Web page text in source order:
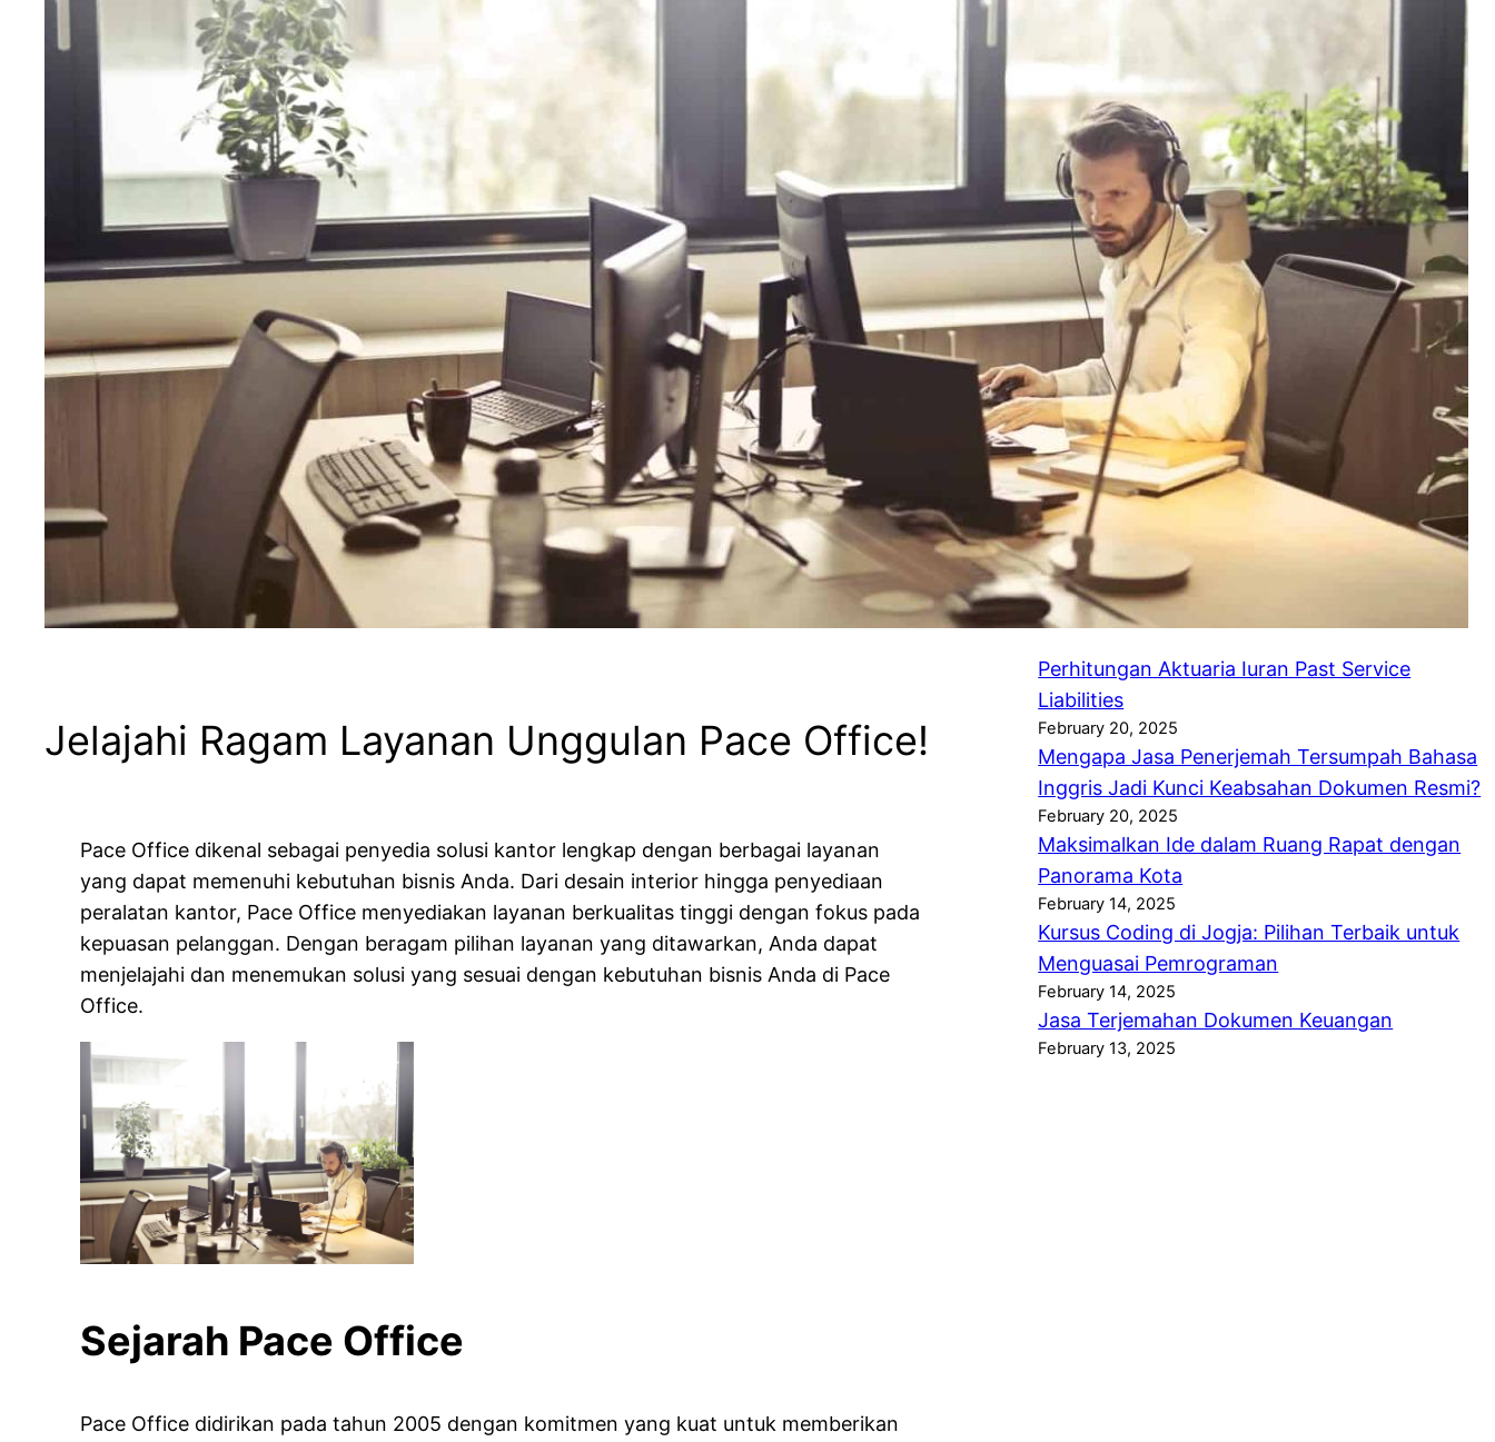
Jelajahi Ragam Layanan Unggulan Pace Office!
Pace Office dikenal sebagai penyedia solusi kantor lengkap dengan berbagai layanan
yang dapat memenuhi kebutuhan bisnis Anda. Dari desain interior hingga penyediaan
peralatan kantor, Pace Office menyediakan layanan berkualitas tinggi dengan fokus pada
kepuasan pelanggan. Dengan beragam pilihan layanan yang ditawarkan, Anda dapat
menjelajahi dan menemukan solusi yang sesuai dengan kebutuhan bisnis Anda di Pace
Office.
Sejarah Pace Office
Pace Office didirikan pada tahun 2005 dengan komitmen yang kuat untuk memberikan
Jasa
Jasa Penerjemah
Lingkungan
Pendidikan
Properti
Furniture
Konstruksi
Rumah
Taman
Teknologi
Industri
Internet
Tips
Uncategorized
Wisata
Makanan
Postingan Terabaru
Perhitungan Aktuaria Iuran Past Service
Liabilities
February 20, 2025
Mengapa Jasa Penerjemah Tersumpah Bahasa
Inggris Jadi Kunci Keabsahan Dokumen Resmi?
February 20, 2025
Maksimalkan Ide dalam Ruang Rapat dengan
Panorama Kota
February 14, 2025
Kursus Coding di Jogja: Pilihan Terbaik untuk
Menguasai Pemrograman
February 14, 2025
Jasa Terjemahan Dokumen Keuangan
February 13, 2025